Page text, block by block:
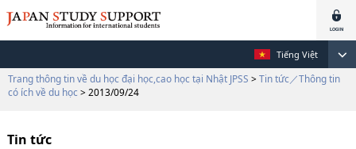
Tiếng Việt
Trang thông tin về du học đại học,cao học tại Nhật JPSS > Tin tức／Thông tin
có ích về du học > 2013/09/24
Tin tức